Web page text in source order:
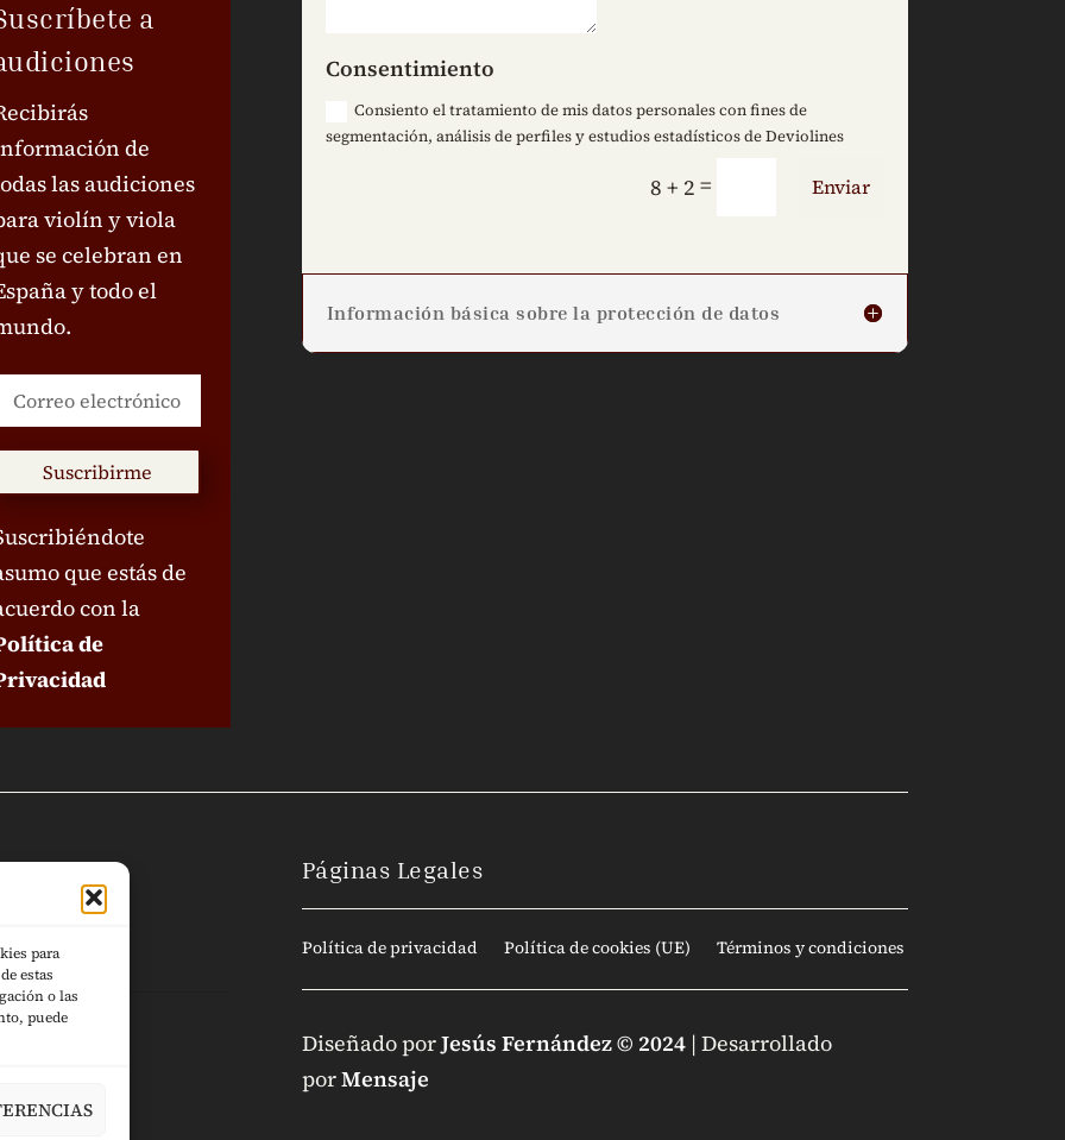
para
estas
o las
puede
a
de
las audiciones
violín y viola
se celebran en
y todo el
Suscribirme
que estás de
con la
de
Consentimiento
Consiento el tratamiento de mis datos personales con fines de
segmentación, análisis de perfiles y estudios estadísticos de Deviolines
8 + 2 = Enviar
Información básica sobre la protección de datos
Páginas Legales
Política de privacidad Política de cookies (UE) Términos y condiciones
Diseñado porJesús Fernández © 2024| Desarrollado
porMensaje